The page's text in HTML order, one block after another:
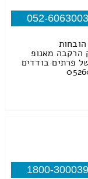
052-6063003
הרקבה מאנופ
פרתים בודדים
1800-300039